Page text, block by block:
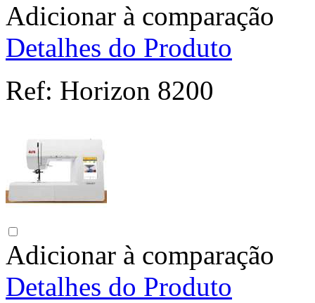
Adicionar à comparação
Detalhes do Produto
Ref: Horizon 8200
Adicionar à comparação
Detalhes do Produto